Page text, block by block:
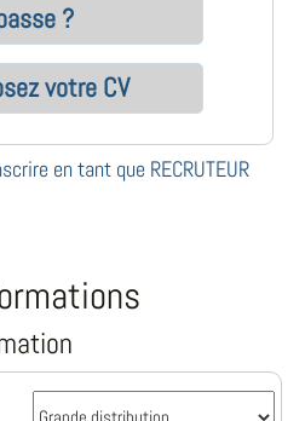
?
votre CV
en tant que RECRUTEUR